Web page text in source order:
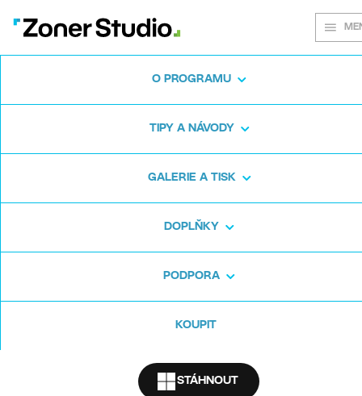
O PROGRAMU
TIPY A NÁVODY
GALERIE A TISK
DOPLŇKY
PODPORA
KOUPIT
STÁHNOUT
Na každém
snímku záleží